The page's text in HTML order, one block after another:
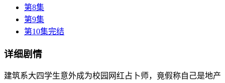
第8集
第9集
第10集完结
详细剧情
建筑系大四学生意外成为校园网红占卜师，竟假称自己是地产